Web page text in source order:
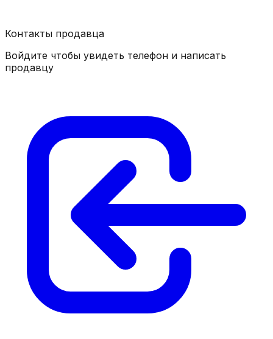
Контакты продавца
Войдите чтобы увидеть телефон и написать
продавцу